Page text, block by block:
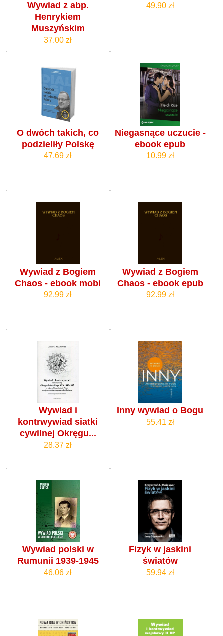
Wywiad z abp.
Henrykiem
Muszyńskim
37.00 zł
49.90 zł
O dwóch takich, co
podzieliły Polskę
47.69 zł
Niegasnące uczucie -
ebook epub
10.99 zł
Wywiad z Bogiem
Chaos - ebook mobi
92.99 zł
Wywiad z Bogiem
Chaos - ebook epub
92.99 zł
Wywiad i
kontrwywiad siatki
cywilnej Okręgu...
28.37 zł
Inny wywiad o Bogu
55.41 zł
Wywiad polski w
Rumunii 1939-1945
46.06 zł
Fizyk w jaskini
światów
59.94 zł